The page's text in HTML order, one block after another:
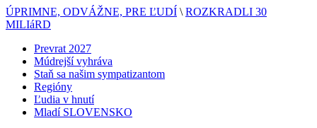
ÚPRIMNE, ODVÁŽNE, PRE ĽUDÍ \ ROZKRADLI 30
MILIáRD
Prevrat 2027
Múdrejší vyhráva
Staň sa našim sympatizantom
Regióny
Ľudia v hnutí
Mladí SLOVENSKO